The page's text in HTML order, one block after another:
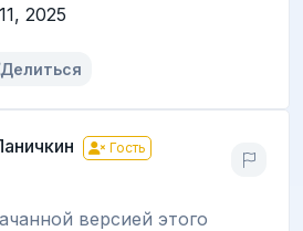
2025
Делиться
Гость
версией этого